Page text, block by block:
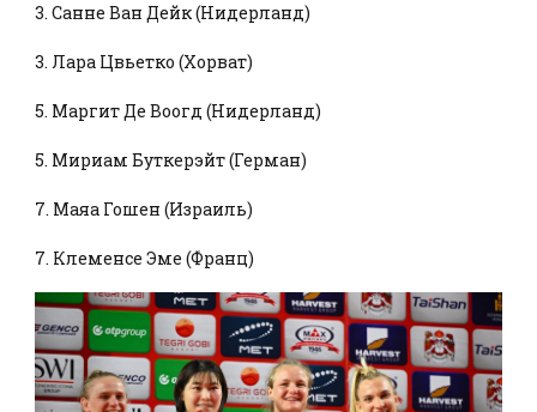
3. Санне Ван Дейк (Нидерланд)
3. Лара Цвьетко (Хорват)
5. Маргит Де Воогд (Нидерланд)
5. Мириам Буткерэйт (Герман)
7. Маяа Гошен (Израиль)
7. Клеменсе Эме (Франц)